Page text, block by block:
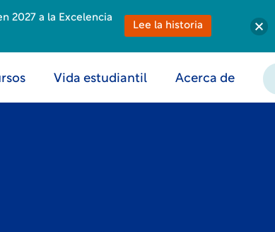
Vida estudiantil Acerca de
2027 a la Excelencia
Lee la historia